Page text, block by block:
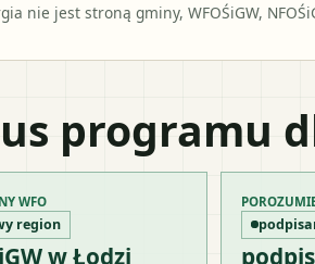
nie jest stroną gminy, WFOŚiGW,
programu
WFO
region
w Łodzi